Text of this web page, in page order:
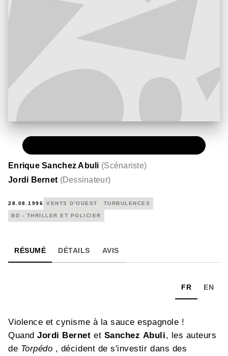
Enrique Sanchez Abuli (Scénariste)
Jordi Bernet (Dessinateur)
28.08.1996 VENTS D'OUEST TURBULENCES
BD - THRILLER ET POLICIER
RÉSUMÉ DÉTAILS AVIS
FR EN
Violence et cynisme à la sauce espagnole !
QuandJordi Bernetet Sanchez Abuli, les auteurs
de Torpédo , décident de s'investir dans des